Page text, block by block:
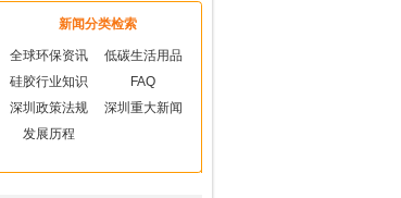
硅胶玻纤垫
硅胶隔热垫
新闻分类检索
全球环保资讯
低碳生活用品
硅胶行业知识
FAQ
深圳政策法规
深圳重大新闻
发展历程